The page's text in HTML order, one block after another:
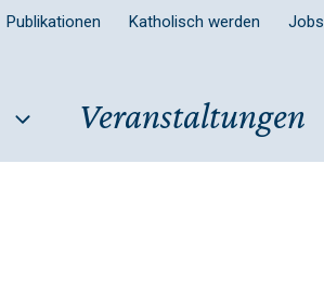
Publikationen Katholisch werden Jobs
Veranstaltungen